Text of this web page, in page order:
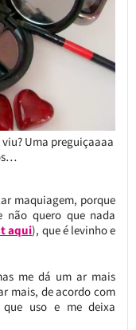
Uma preguiçaaaa
maquiagem, porque
não quero que nada
aqui), que é levinho e
me dá um ar mais
mais, de acordo com
uso e me deixa